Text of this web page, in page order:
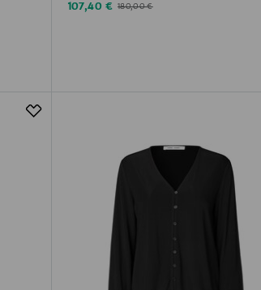
Discounted Price
107,40 € Original Price
180,00 €